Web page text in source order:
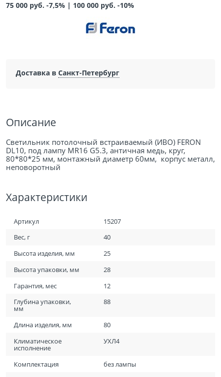
75 000 руб. -7,5% | 100 000 руб. -10%
Доставка в Санкт-Петербург
Описание
Светильник потолочный встраиваемый (ИВО) FERON
DL10, под лампу MR16 G5.3, античная медь, круг,
80*80*25 мм, монтажный диаметр 60мм, корпус металл,
неповоротный
Характеристики
Артикул
15207
Вес, г
40
Высота изделия, мм
25
Высота упаковки, мм
28
Гарантия, мес
12
Глубина упаковки,
мм
88
Длина изделия, мм
80
Климатическое
исполнение
УХЛ4
Комплектация
без лампы